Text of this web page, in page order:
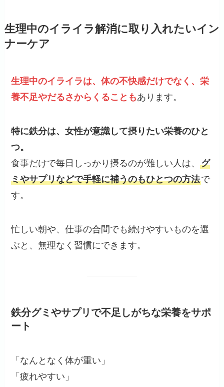
生理中のイライラ解消に取り入れたいイン
ナーケア
生理中のイライラは、体の不快感だけでなく、栄
養不足やだるさからくることもあります。
特に鉄分は、女性が意識して摂りたい栄養のひと
つ。
食事だけで毎日しっかり摂るのが難しい人は、グ
ミやサプリなどで手軽に補うのもひとつの方法で
す。
忙しい朝や、仕事の合間でも続けやすいものを選
ぶと、無理なく習慣にできます。
鉄分グミやサプリで不足しがちな栄養をサポ
ート
「なんとなく体が重い」
「疲れやすい」